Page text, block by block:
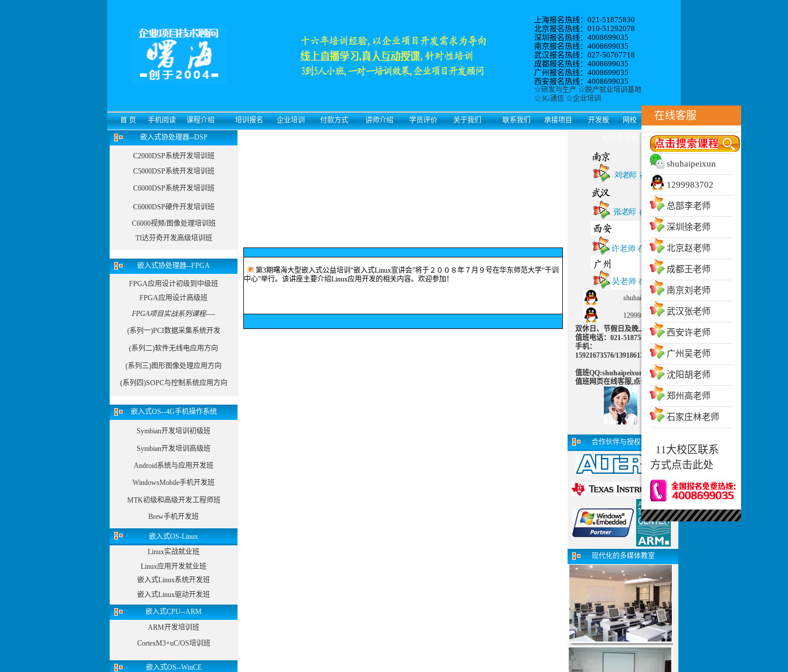
上海报名热线：021-51875830
北京报名热线：010-51292078
深圳报名热线：4008699035
南京报名热线：4008699035
武汉报名热线：027-50767718
成都报名热线：4008699035
广州报名热线：4008699035
西安报名热线：4008699035
☆研发与生产 ☆脱产就业培训基地
☆3G通信 ☆企业培训
首 页 手机阅读 课程介绍 培训报名 企业培训 付款方式 讲师介绍 学员评价 关于我们 联系我们 承接项目 开发板 网校
嵌入式协处理器--DSP
C2000DSP系统开发培训班
C5000DSP系统开发培训班
C6000DSP系统开发培训班
C6000DSP硬件开发培训班
C6000视频/图像处理培训班
TI达芬奇开发高级培训班
嵌入式协处理器--FPGA
FPGA应用设计初级到中级班
FPGA应用设计高级班
FPGA项目实战系列课程----
(系列一)PCI数据采集系统开发
(系列二)软件无线电应用方向
(系列三)图形图像处理应用方向
(系列四)SOPC与控制系统应用方向
嵌入式OS--4G手机操作系统
Symbian开发培训初级班
Symbian开发培训高级班
Android系统与应用开发班
WindowsMobile手机开发班
MTK初级和高级开发工程师班
Brew手机开发班
嵌入式OS-Linux
Linux实战就业班
Linux应用开发就业班
嵌入式Linux系统开发班
嵌入式Linux驱动开发班
嵌入式CPU--ARM
ARM开发培训班
CortexM3+uC/OS培训班
嵌入式OS--WinCE
shuhaipeixun
1299983702
双休日、节假日及晚上可致电
值班电话：021-51875830 值班
手机：
15921673576/13918613812
值班QQ:shuhaipeixun
值班网页在线客服,点击交谈：
合作伙伴与授权机构
现代化的多媒体教室
第3期曙海大型嵌入式公益培训“嵌入式Linux宣讲会”将于２００８年７月９号在华东师范大学“干训
中心”举行。该讲座主要介绍Linux应用开发的相关内容。欢迎参加！
在线客服
shuhaipeixun
1299983702
总部李老师
深圳徐老师
北京赵老师
成都王老师
南京刘老师
武汉张老师
西安许老师
广州吴老师
沈阳胡老师
郑州高老师
石家庄林老师
11大校区联系
方式点击此处